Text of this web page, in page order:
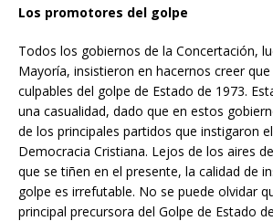
Los promotores del golpe
Todos los gobiernos de la Concertación,
Mayoría, insistieron en hacernos creer
culpables del golpe de Estado de 1973.
una casualidad, dado que en estos
de los principales partidos que instigaron
Democracia Cristiana. Lejos de los aires
que se tiñen en el presente, la calidad de
golpe es irrefutable. No se puede olvidar
principal precursora del Golpe de Estado